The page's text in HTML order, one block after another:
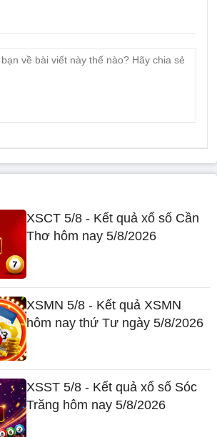
XSCT 5/8 - Kết quả xổ số Cần
Thơ hôm nay 5/8/2026
XSMN 5/8 - Kết quả XSMN
hôm nay thứ Tư ngày 5/8/2026
XSST 5/8 - Kết quả xổ số Sóc
Trăng hôm nay 5/8/2026